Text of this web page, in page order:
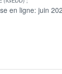
en ligne: juin